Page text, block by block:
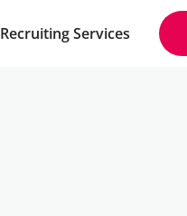
Recruiting Services